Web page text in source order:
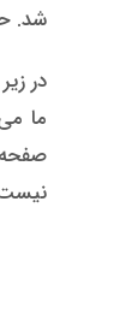
شد.
ما